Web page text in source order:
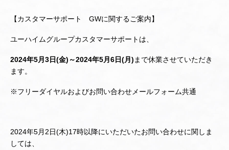
【カスタマーサポート GWに関するご案内】
ユーハイムグループカスタマーサポートは、
2024年5月3日(金)～2024年5月6日(月) まで休業させていただき
ます。
※フリーダイヤルおよびお問い合わせメールフォーム共通
2024年5月2日(木)17時以降にいただいたお問い合わせに関しま
しては、